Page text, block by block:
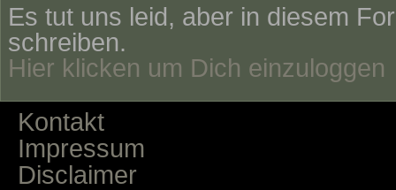
Es tut uns leid, aber in diesem
schreiben.
Hier klicken um Dich einzuloggen
Kontakt
Impressum
Disclaimer